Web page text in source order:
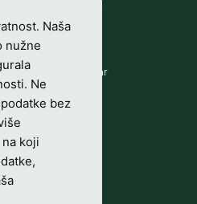
rh.moc.slh
rh.ude-slh
@ofni
@aidem
rh.moc.slh
Naša
nužne
Ne
bez
koji